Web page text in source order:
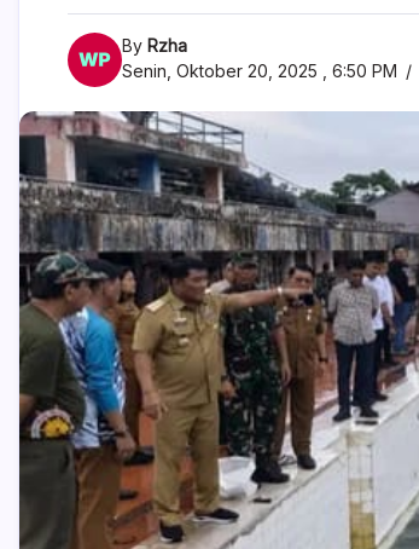
By Rzha
Senin, Oktober 20, 2025 , 6:50 PM